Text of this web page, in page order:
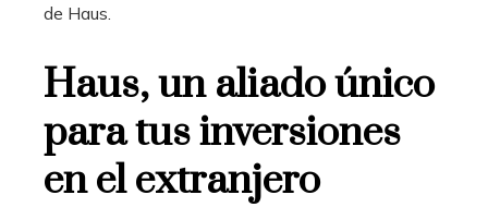
de Haus.
Haus, un aliado único
para tus inversiones
en el extranjero